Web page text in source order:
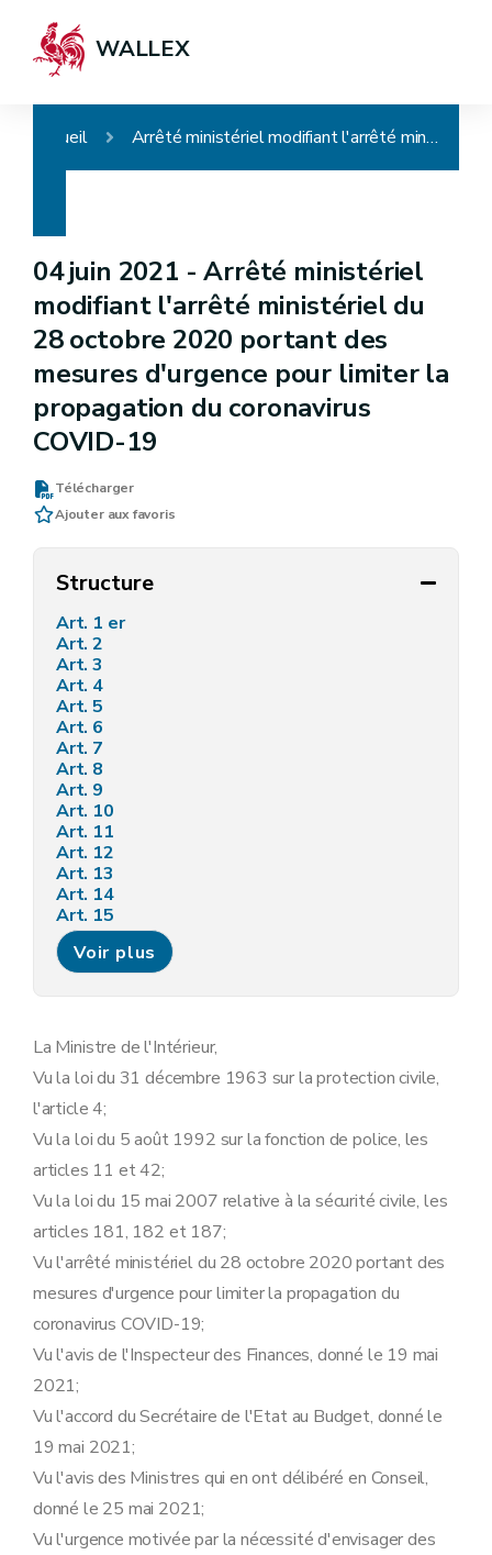
WALLEX
Accueil Arrêté ministériel modifiant l'arrêté ministériel du 28 octobre 2020 portant des mesures d'urgence pour limiter la propagation du coronavirus COVID-19
04 juin 2021 -Arrêté ministériel
modifiant l'arrêté ministériel du
28 octobre 2020 portant des
mesures d'urgence pour limiter la
propagation du coronavirus
COVID-19
Télécharger
Ajouter aux favoris
Structure
Art. 1 er
Art. 2
Art. 3
Art. 4
Art. 5
Art. 6
Art. 7
Art. 8
Art. 9
Art. 10
Art. 11
Art. 12
Art. 13
Art. 14
Art. 15
Art. 16
Art. 17
Art. 18
Art. 21
Voir plus
La Ministre de l'Intérieur,
Vu la loi du 31 décembre 1963 sur la protection civile,
l'article 4;
Vu la loi du 5 août 1992 sur la fonction de police, les
articles 11 et 42;
Vu la loi du 15 mai 2007 relative à la sécurité civile, les
articles 181, 182 et 187;
Vu l'arrêté ministériel du 28 octobre 2020 portant des
mesures d'urgence pour limiter la propagation du
coronavirus COVID-19;
Vu l'avis de l'Inspecteur des Finances, donné le 19 mai
2021;
Vu l'accord du Secrétaire de l'Etat au Budget, donné le
19 mai 2021;
Vu l'avis des Ministres qui en ont délibéré en Conseil,
donné le 25 mai 2021;
Vu l'urgence motivée par la nécessité d'envisager des